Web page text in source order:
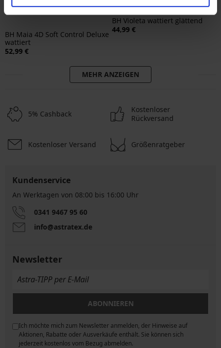
4,5
BH Maia 4D Soft Control Deluxe
wattiert
52,99 €
BH Violeta wattiert glättend
44,99 €
MEHR ANZEIGEN
5% Cashback
Kostenloser
Rückversand
Kostenloser Versand Größenratgeber
Kundenservice
An Werktagen von 08:00 bis 16:00 Uhr
0341 9467 95 60
info@astratex.de
Newsletter
ABONNIEREN
Ich möchte mich zum Newsletter anmelden, der Hinweise auf
Aktionen, Rabatte oder Ausverkäufe enthält. Sie können sich
jederzeit kostenlos vom Bezug abmelden.